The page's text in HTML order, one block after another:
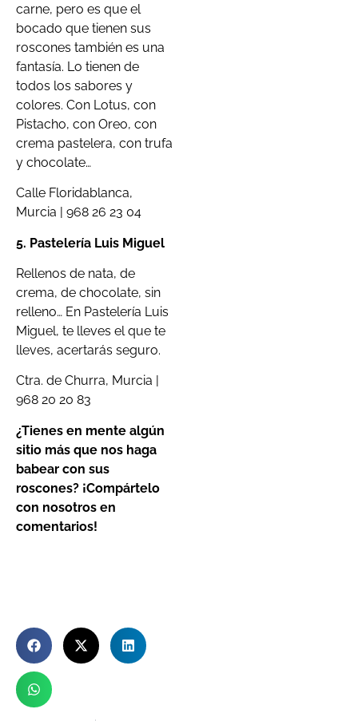
carne, pero es que el
bocado que tienen sus
roscones también es una
fantasía. Lo tienen de
todos los sabores y
colores. Con Lotus, con
Pistacho, con Oreo, con
crema pastelera, con trufa
y chocolate…
Calle Floridablanca,
Murcia | 968 26 23 04
5. Pastelería Luis Miguel
Rellenos de nata, de
crema, de chocolate, sin
relleno… En Pastelería Luis
Miguel, te lleves el que te
lleves, acertarás seguro.
Ctra. de Churra, Murcia |
968 20 20 83
¿Tienes en mente algún
sitio más que nos haga
babear con sus
roscones? ¡Compártelo
con nosotros en
comentarios!